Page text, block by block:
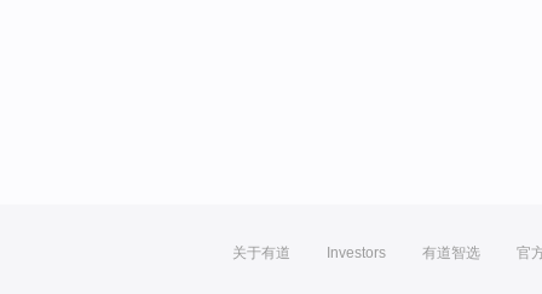
关于有道 Investors 有道智选 官